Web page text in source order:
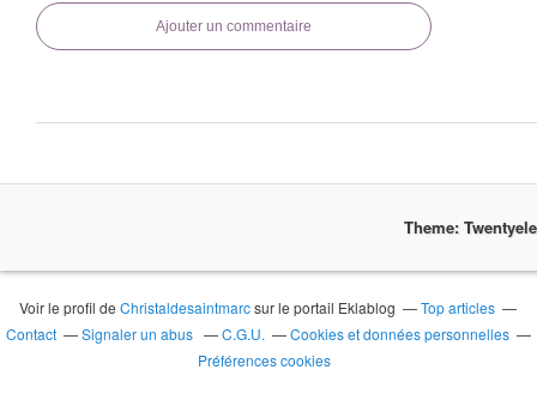
Ajouter un commentaire
Theme:
Voir le profil deChristaldesaintmarcsur le portail Eklablog
Top articles
Contact
Signaler un abus C.G.U.
Cookies et données personnelles
Préférences cookies